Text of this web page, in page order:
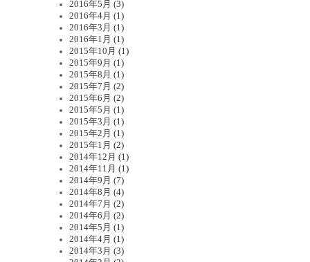
2016年5月 (3)
2016年4月 (1)
2016年3月 (1)
2016年1月 (1)
2015年10月 (1)
2015年9月 (1)
2015年8月 (1)
2015年7月 (2)
2015年6月 (2)
2015年5月 (1)
2015年3月 (1)
2015年2月 (1)
2015年1月 (2)
2014年12月 (1)
2014年11月 (1)
2014年9月 (7)
2014年8月 (4)
2014年7月 (2)
2014年6月 (2)
2014年5月 (1)
2014年4月 (1)
2014年3月 (3)